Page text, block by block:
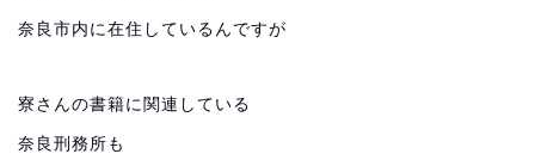
奈良市内に在住しているんですが
寮さんの書籍に関連している
奈良刑務所も